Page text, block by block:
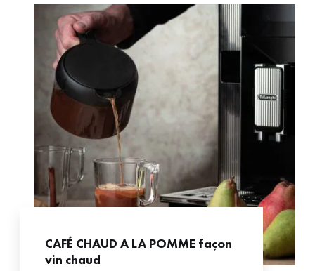
CAFÉ CHAUD A LA POMME façon
vin chaud